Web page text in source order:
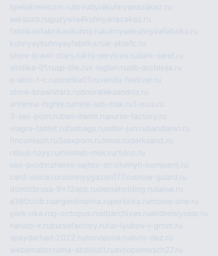
lipetsktelecom.rutovudyi4kuhnyanazakaz.ru
seksuzb.ruguzywia4kuhnyanazakaz.ru
fabrikaofabrikaokuhny.rukuhnyaekuhnyaafabrika.ru
kuhnyaykuhnyayfabrika.rue-abis1c.ru
store-brawl-stars.rukts-services.rudark-sand.ru
sindika-01.rusp-life.rux-legion.rusib-archives.ru
e-abis-1-c.rusindika01.ruvenda-festival.ru
store-brawlstars.rudooraleksandria.ru
antenna-highly.ru mine-lab-msk.ru1-mus.ru
3-sex-porn.ruban-damn.rupurse-factory.ru
viagra-tablet.rufasbags.ruadler-jun.rubandamn.ru
fincontech.ru3sexporn.ru1mus.rudarksand.ru
rebus-toys.ru minelab-msk.ru rtdco.ru
seo-prodvizhenie-sajtov-stroitelnyh-kompanij.ru
card-voice.ru rulonnyygazon177.rusnow-guard.ru
domizbrusa-9x12spb.rudemaholding.ruaalse.ru
a380club.ruargentinamia.ruperkoka.ru movie-one.ru
perk-oka.rug-octopus.rusibarchives.ruandreislyusar.ru
naruto-x.rupursefactory.rutor-lyubov-i-grom.ru
spayderhed-2022.ru movieone.ruevro-dez.ru
webamator.ru ma-absolut1.ruavtopomosch27.ru